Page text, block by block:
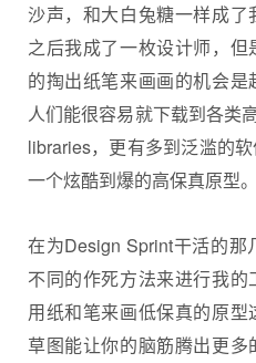
沙声，和大白兔糖一样成
之后我成了一枚设计师，
的掏出纸笔来画画的机会是
人们能很容易就下载到各类
libraries，更有多到泛滥的
一个炫酷到爆的高保真原型。
在为Design Sprint干活的
不同的作死方法来进行我
用纸和笔来画低保真的原
草图能让你的脑筋腾出更